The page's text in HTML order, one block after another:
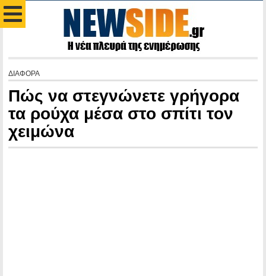
ΔΙΑΦΟΡΑ
Πώς να στεγνώνετε γρήγορα
τα ρούχα μέσα στο σπίτι τον
χειμώνα